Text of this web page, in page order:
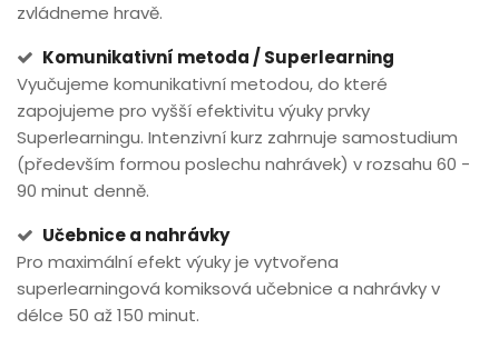
zvládneme hravě.
Komunikativní metoda / Superlearning
Vyučujeme komunikativní metodou, do které
zapojujeme pro vyšší efektivitu výuky prvky
Superlearningu. Intenzivní kurz zahrnuje samostudium
(především formou poslechu nahrávek) v rozsahu 60 -
90 minut denně.
Učebnice a nahrávky
Pro maximální efekt výuky je vytvořena
superlearningová komiksová učebnice a nahrávky v
délce 50 až 150 minut.